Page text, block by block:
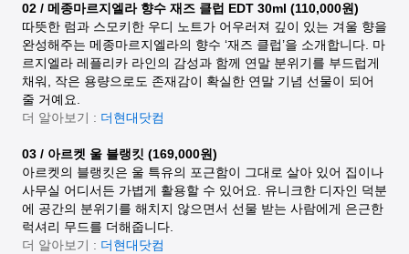
02 / 메종마르지엘라 향수 재즈 클럽 EDT 30ml (110,000원)
따뜻한 럼과 스모키한 우디 노트가 어우러져 깊이 있는 겨울 향을
완성해주는 메종마르지엘라의 향수 ‘재즈 클럽’을 소개합니다. 마
르지엘라 레플리카 라인의 감성과 함께 연말 분위기를 부드럽게
채워, 작은 용량으로도 존재감이 확실한 연말 기념 선물이 되어
줄 거예요.
더 알아보기 : 더현대닷컴
03 / 아르켓 울 블랭킷 (169,000원)
아르켓의 블랭킷은 울 특유의 포근함이 그대로 살아 있어 집이나
사무실 어디서든 가볍게 활용할 수 있어요. 유니크한 디자인 덕분
에 공간의 분위기를 해치지 않으면서 선물 받는 사람에게 은근한
럭셔리 무드를 더해줍니다.
더 알아보기 : 더현대닷컴